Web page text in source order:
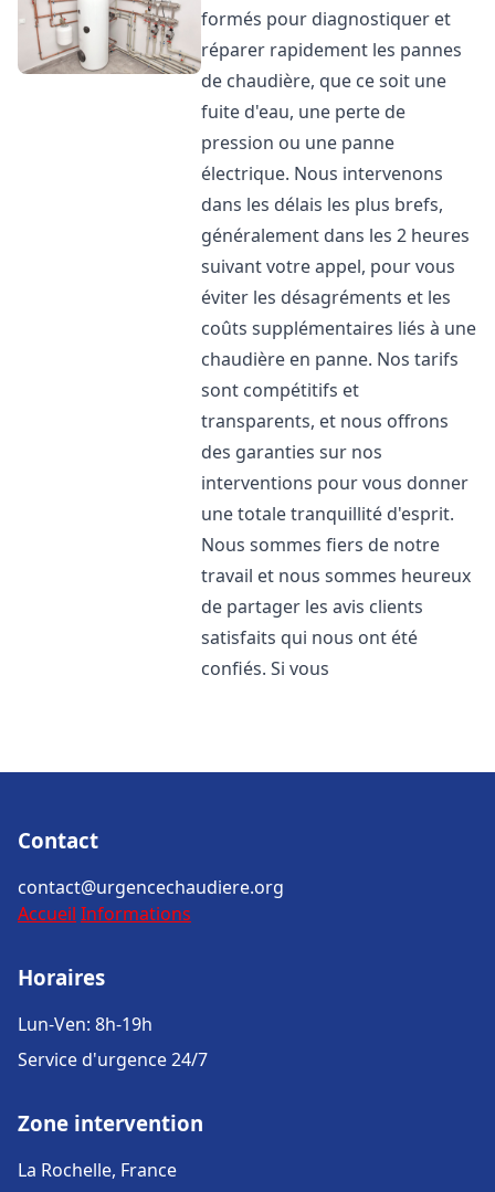
formés pour diagnostiquer et
réparer rapidement les pannes
de chaudière, que ce soit une
fuite d'eau, une perte de
pression ou une panne
électrique. Nous intervenons
dans les délais les plus brefs,
généralement dans les 2 heures
suivant votre appel, pour vous
éviter les désagréments et les
coûts supplémentaires liés à une
chaudière en panne. Nos tarifs
sont compétitifs et
transparents, et nous offrons
des garanties sur nos
interventions pour vous donner
une totale tranquillité d'esprit.
Nous sommes fiers de notre
travail et nous sommes heureux
de partager les avis clients
satisfaits qui nous ont été
confiés. Si vous
Contact
contact@urgencechaudiere.org
Accueil Informations
Horaires
Lun-Ven: 8h-19h
Service d'urgence 24/7
Zone intervention
La Rochelle, France